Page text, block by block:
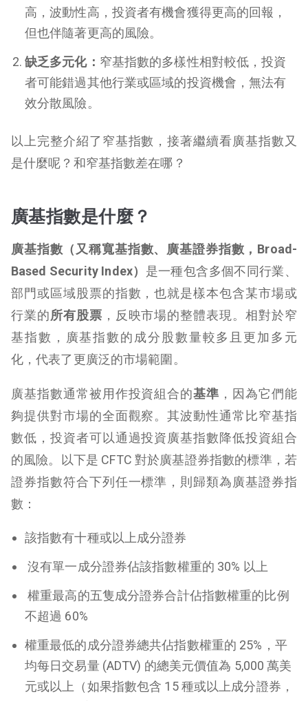
高，波動性高，投資者有機會獲得更高的回報，
但也伴隨著更高的風險。
缺乏多元化： 窄基指數的多樣性相對較低，投資
者可能錯過其他行業或區域的投資機會，無法有
效分散風險。
以上完整介紹了窄基指數，接著繼續看廣基指數又
是什麼呢？和窄基指數差在哪？
廣基指數是什麼？
廣基指數（又稱寬基指數、廣基證券指數， Broad-
Based Security Index） 是一種包含多個不同行業、
部門或區域股票的指數，也就是樣本包含某市場或
行業的所有股票 ，反映市場的整體表現。相對於窄
基指數，廣基指數的成分股數量較多且更加多元
化，代表了更廣泛的市場範圍。
廣基指數通常被用作投資組合的基準 ，因為它們能
夠提供對市場的全面觀察。其波動性通常比窄基指
數低，投資者可以通過投資廣基指數降低投資組合
的風險。以下是 CFTC 對於廣基證券指數的標準，若
證券指數符合下列任一標準，則歸類為廣基證券指
數：
該指數有十種或以上成分證券
沒有單一成分證券佔該指數權重的 30% 以上
權重最高的五隻成分證券合計佔指數權重的比例
不超過 60%
權重最低的成分證券總共佔指數權重的 25%，平
均每日交易量 (ADTV) 的總美元價值為 5,000 萬美
元或以上（如果指數包含 15 種或以上成分證券，